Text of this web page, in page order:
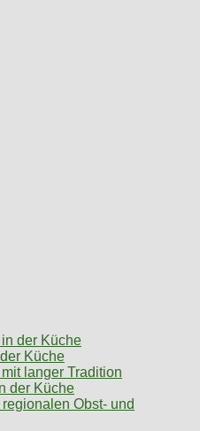
der Küche
Küche
langer Tradition
der Küche
Obst- und